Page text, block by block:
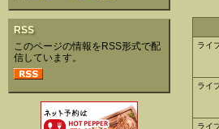
RSS
このページの情報をRSS形式で配
信しています。
ライ
ライ
ライ